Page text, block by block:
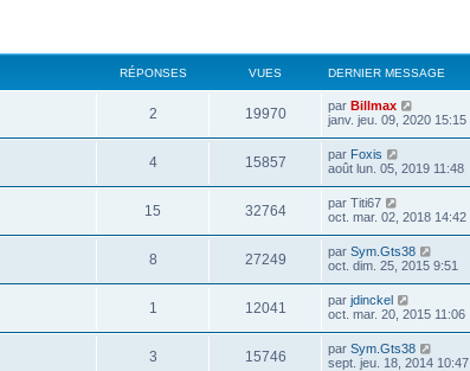
RÉPONSES VUES DERNIER MESSAGE
2 19970 par Billmax
janv. jeu. 09, 2020 15:15
4 15857 par Foxis
août lun. 05, 2019 11:48
15 32764 par Titi67
oct. mar. 02, 2018 14:42
8 27249 par Sym.Gts38
oct. dim. 25, 2015 9:51
1 12041 par jdinckel
oct. mar. 20, 2015 11:06
3 15746 par Sym.Gts38
sept. jeu. 18, 2014 10:47